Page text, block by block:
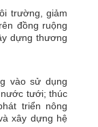
trường, giảm
đồng ruộng
dựng thương
vào sử dụng
tưới; thúc
triển nông
xây dựng hệ